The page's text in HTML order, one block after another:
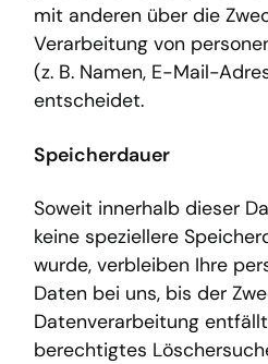
mit anderen über die
Verarbeitung von
(z. B. Namen, E-Mail-
entscheidet.
Speicherdauer
Soweit innerhalb dieser
keine speziellere
wurde, verbleiben Ihre
Daten bei uns, bis der
Datenverarbeitung
berechtigtes